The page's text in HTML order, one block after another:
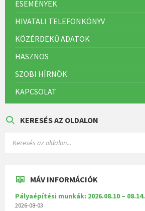
ESEMÉNYEK
HIVATALI TELEFONKÖNYV
KÖZÉRDEKŰ ADATOK
HASZNOS
SZOBI HÍRNÖK
KAPCSOLAT
KERESÉS AZ OLDALON
MÁV INFORMÁCIÓK
Pályaépítési munkák: 2026.08.10 – 08.14.
2026-08-03